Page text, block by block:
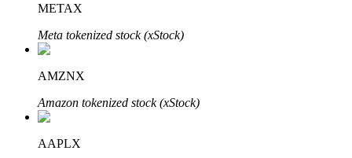
了解如何賺取穩定收入
Bitrue
METAX
Meta tokenized stock (xStock)
AMZNX
Amazon tokenized stock (xStock)
AAPLX